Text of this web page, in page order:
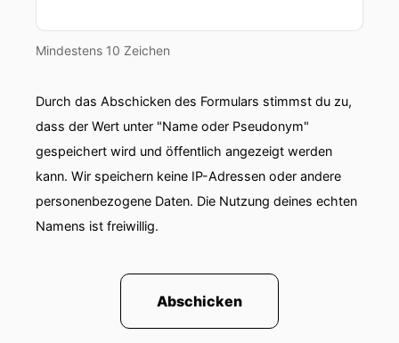
Mindestens 10 Zeichen
Durch das Abschicken des Formulars stimmst du zu,
dass der Wert unter "Name oder Pseudonym"
gespeichert wird und öffentlich angezeigt werden
kann. Wir speichern keine IP-Adressen oder andere
personenbezogene Daten. Die Nutzung deines echten
Namens ist freiwillig.
Abschicken